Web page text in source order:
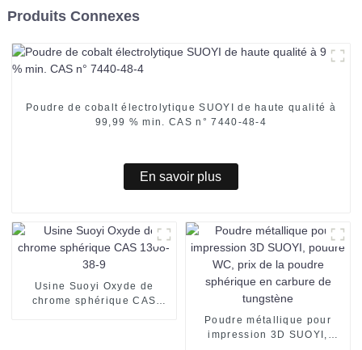
Produits Connexes
Poudre de cobalt électrolytique SUOYI de haute qualité à
99,99 % min. CAS n° 7440-48-4
En savoir plus
Usine Suoyi Oxyde de
chrome sphérique CAS
Poudre métallique pour
impression 3D SUOYI,